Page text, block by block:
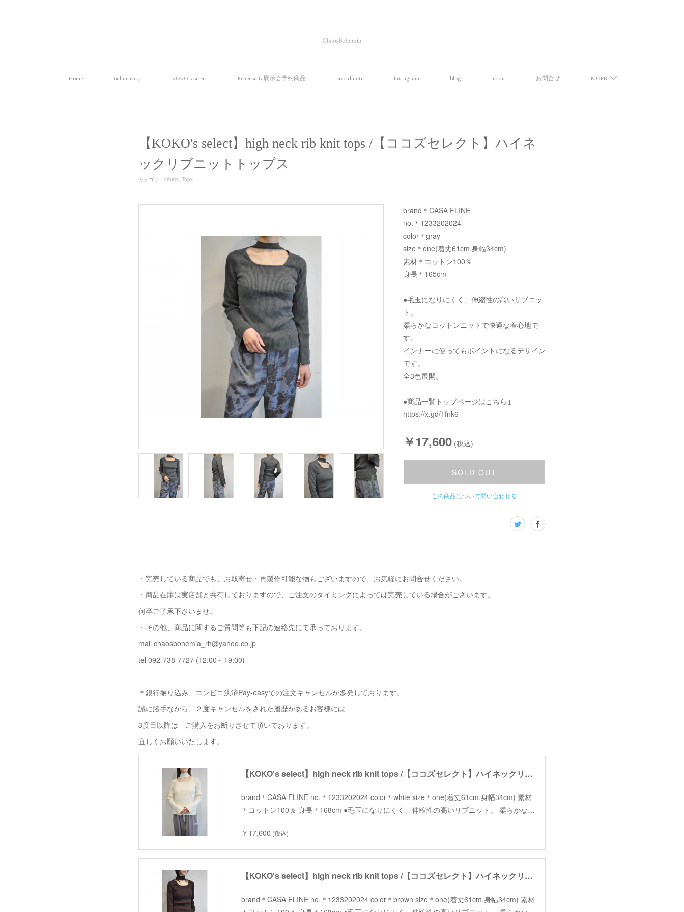
Home online shop KOKO's select RehersalL 展示会予約商品 coordinate Instagram blog about お問合せ MORE
【KOKO's select】high neck rib knit tops /【ココズセレクト】ハイネ
ックリブニットトップス
カテゴリ ： others Tops
brand＊CASA FLINE
no.＊1233202024
color＊gray
size＊one(着丈61cm,身幅34cm)
素材＊コットン100％
身長＊165cm
●毛玉になりにくく、伸縮性の高いリブニッ
ト。
柔らかなコットンニットで快適な着心地で
す。
インナーに使ってもポイントになるデザイン
です。
全3色展開。
●商品一覧トップページはこちら↓
https://x.gd/1fnk6
￥17,600 (税込)
SOLD OUT
この商品について問い合わせる
・完売している商品でも、お取寄せ・再製作可能な物もございますので、お気軽にお問合せください。
・商品在庫は実店舗と共有しておりますので、ご注文のタイミングによっては完売している場合がございます。
何卒ご了承下さいませ。
・その他、商品に関するご質問等も下記の連絡先にて承っております。
mail chaosbohemia_rh@yahoo.co.jp
tel 092-738-7727 (12:00～19:00)
＊銀行振り込み、コンビニ決済Pay-easyでの注文キャンセルが多発しております。
誠に勝手ながら、２度キャンセルをされた履歴があるお客様には
3度目以降は ご購入をお断りさせて頂いております。
宜しくお願いいたします。
【KOKO's select】high neck rib knit tops /【ココズセレクト】ハイネックリブニットトップス
brand＊CASA FLINE no.＊1233202024 color＊white size＊one(着丈61cm,身幅34cm) 素材
＊コットン100％ 身長＊168cm ●毛玉になりにくく、伸縮性の高いリブニット。 柔らかな…
￥17,600 (税込)
【KOKO's select】high neck rib knit tops /【ココズセレクト】ハイネックリブニットトップス
brand＊CASA FLINE no.＊1233202024 color＊brown size＊one(着丈61cm,身幅34cm) 素材